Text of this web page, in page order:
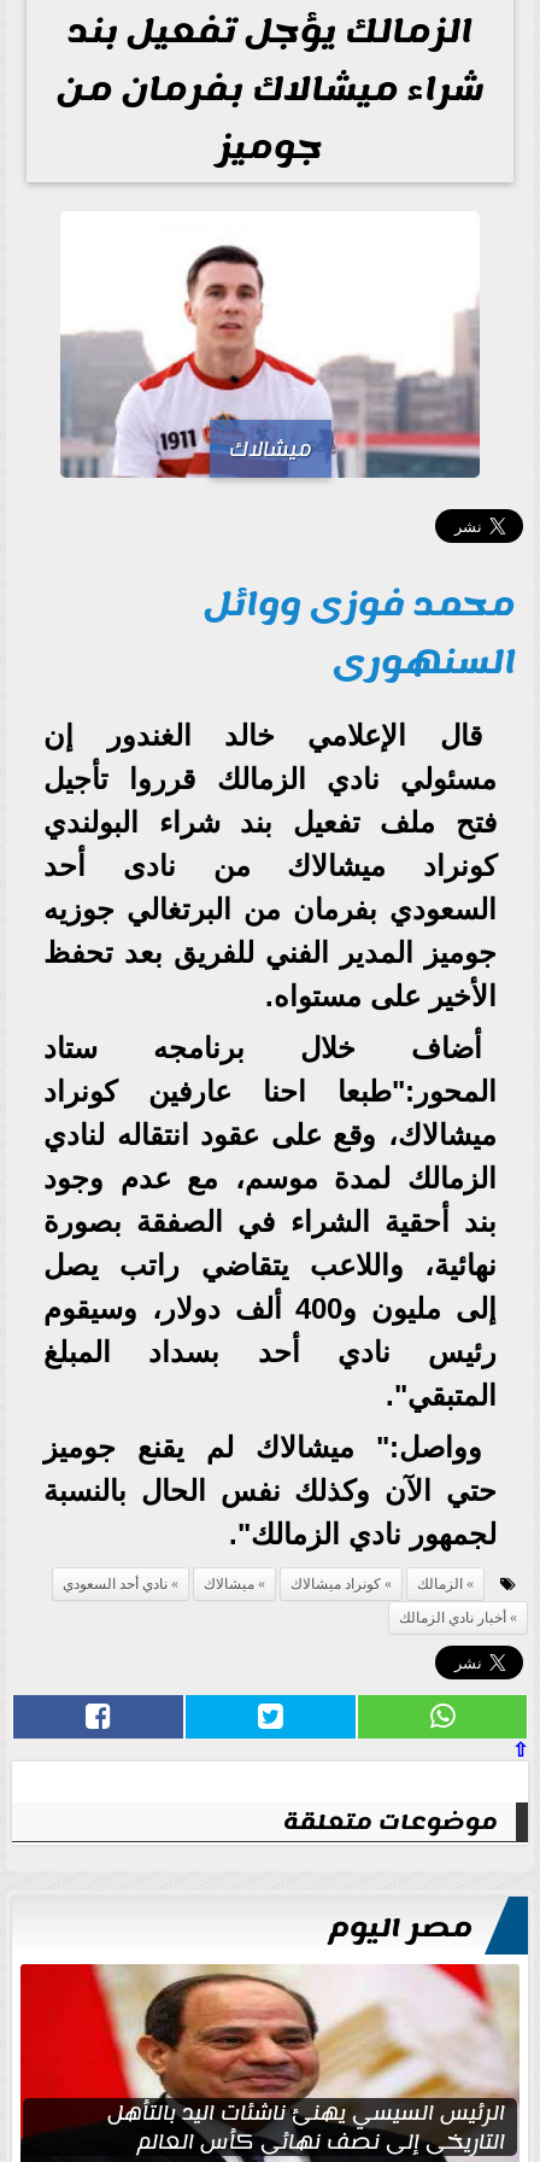
الزمالك يؤجل تفعيل بند
شراء ميشالاك بفرمان من
جوميز
ميشالاك
محمد فوزى ووائل
السنهورى
قال الإعلامي خالد الغندور إن
مسئولي نادي الزمالك قرروا تأجيل
فتح ملف تفعيل بند شراء البولندي
كونراد ميشالاك من نادى أحد
السعودي بفرمان من البرتغالي جوزيه
جوميز المدير الفني للفريق بعد تحفظ
الأخير على مستواه.
أضاف خلال برنامجه ستاد
المحور:"طبعا احنا عارفين كونراد
ميشالاك، وقع على عقود انتقاله لنادي
الزمالك لمدة موسم، مع عدم وجود
بند أحقية الشراء في الصفقة بصورة
نهائية، واللاعب يتقاضي راتب يصل
إلى مليون و400 ألف دولار، وسيقوم
رئيس نادي أحد بسداد المبلغ
المتبقي".
وواصل:" ميشالاك لم يقنع جوميز
حتي الآن وكذلك نفس الحال بالنسبة
لجمهور نادي الزمالك".
الزمالك كونراد ميشالاك ميشالاك
نادي أحد السعودي
أخبار نادي الزمالك
⇧
موضوعات متعلقة
مصر اليوم
الرئيس السيسي يهنئ ناشئات اليد بالتأهل
التاريخي إلى نصف نهائي كأس العالم